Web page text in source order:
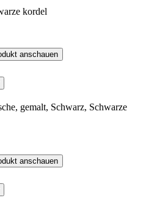
kordel
anschauen
gemalt, Schwarz, Schwarze
anschauen